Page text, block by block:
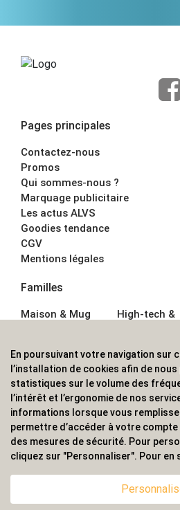
Pages principales
Contactez-nous
Promos
Qui sommes-nous ?
Marquage publicitaire
Les actus ALVS
Goodies tendance
CGV
Mentions légales
Familles
Maison & Mug
Écriture
Bagagerie sacs
High-tech &
Sport &
Outdoor
Enfant
ALVS, fournisseur d'objets
professionnels. Une
couverture internationale.
En poursuivant votre navigation sur
l’installation de cookies afin de
statistiques sur le volume des
l’intérêt et l’ergonomie de nos
informations lorsque vous
permettre d’accéder à votre
des mesures de sécurité. Pour
cliquez sur "Personnaliser". Pour en